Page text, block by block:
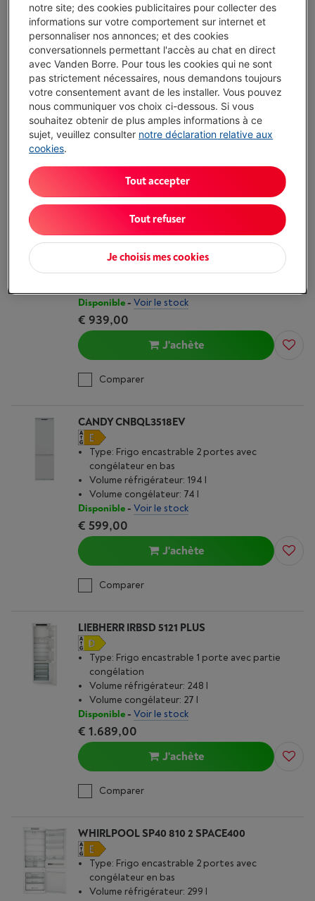
Écochèques
Type: Frigo encastrable 1 porte avec partie
congélation
Volume réfrigérateur: 191 l
Volume congélateur: 16 l
Disponible-Voir le stock
€ 1.489,00
J'achète
LIEBHERR IRSE 4101
(3)
Type: Frigo encastrable 1 porte avec partie
congélation
Volume réfrigérateur: 167 l
Disponible- Voir le stock
€ 939,00
J'achète
Comparer
CANDY CNBQL3518EV
Type: Frigo encastrable 2 portes avec
congélateur en bas
Volume réfrigérateur: 194 l
Volume congélateur: 74 l
Disponible- Voir le stock
€ 599,00
J'achète
Comparer
LIEBHERR IRBSD 5121 PLUS
Type: Frigo encastrable 1 porte avec partie
congélation
Volume réfrigérateur: 248 l
Volume congélateur: 27 l
Disponible- Voir le stock
€ 1.689,00
J'achète
Comparer
WHIRLPOOL SP40 810 2 SPACE400
Type: Frigo encastrable 2 portes avec
congélateur en bas
Volume réfrigérateur: 299 l
notre site; des cookies publicitaires pour collecter des
informations sur votre comportement sur internet et
personnaliser nos annonces; et des cookies
conversationnels permettant l'accès au chat en direct
avec Vanden Borre. Pour tous les cookies qui ne sont
pas strictement nécessaires, nous demandons toujours
votre consentement avant de les installer. Vous pouvez
nous communiquer vos choix ci-dessous. Si vous
souhaitez obtenir de plus amples informations à ce
sujet, veuillez consulter notre déclaration relative aux
cookies.
Je choisis mes cookies
Tout refuser
Tout accepter